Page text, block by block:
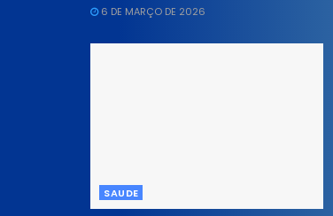
6 DE MARÇO DE 2026
SAUDE